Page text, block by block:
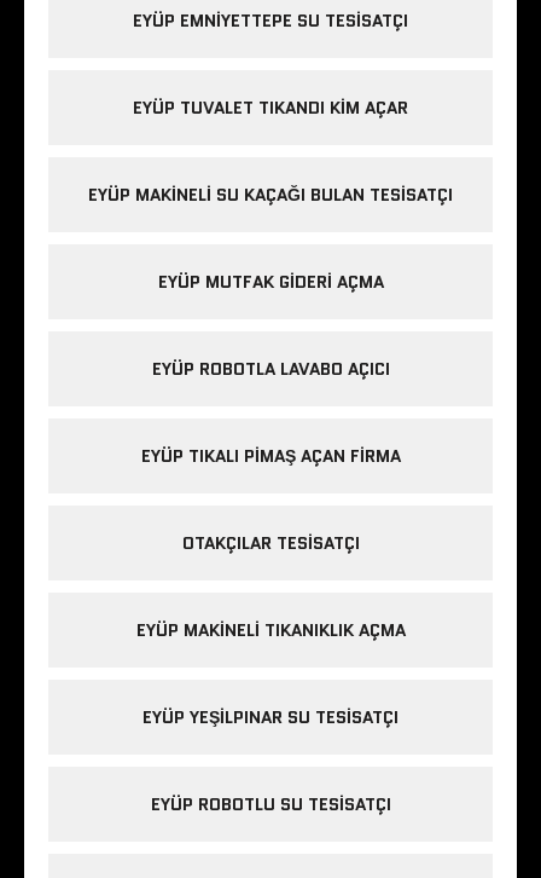
EYÜP EMNIYETTEPE SU TESISATÇI
EYÜP TUVALET TIKANDI KIM AÇAR
EYÜP MAKINELI SU KAÇAĞI BULAN TESISATÇI
EYÜP MUTFAK GIDERI AÇMA
EYÜP ROBOTLA LAVABO AÇICI
EYÜP TIKALI PIMAŞ AÇAN FIRMA
OTAKÇILAR TESISATÇI
EYÜP MAKINELI TIKANIKLIK AÇMA
EYÜP YEŞILPINAR SU TESISATÇI
EYÜP ROBOTLU SU TESISATÇI